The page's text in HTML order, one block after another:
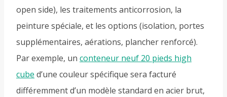
open side), les traitements anticorrosion, la
peinture spéciale, et les options (isolation, portes
supplémentaires, aérations, plancher renforcé).
Par exemple, un conteneur neuf 20 pieds high
cube d’une couleur spécifique sera facturé
différemment d’un modèle standard en acier brut,